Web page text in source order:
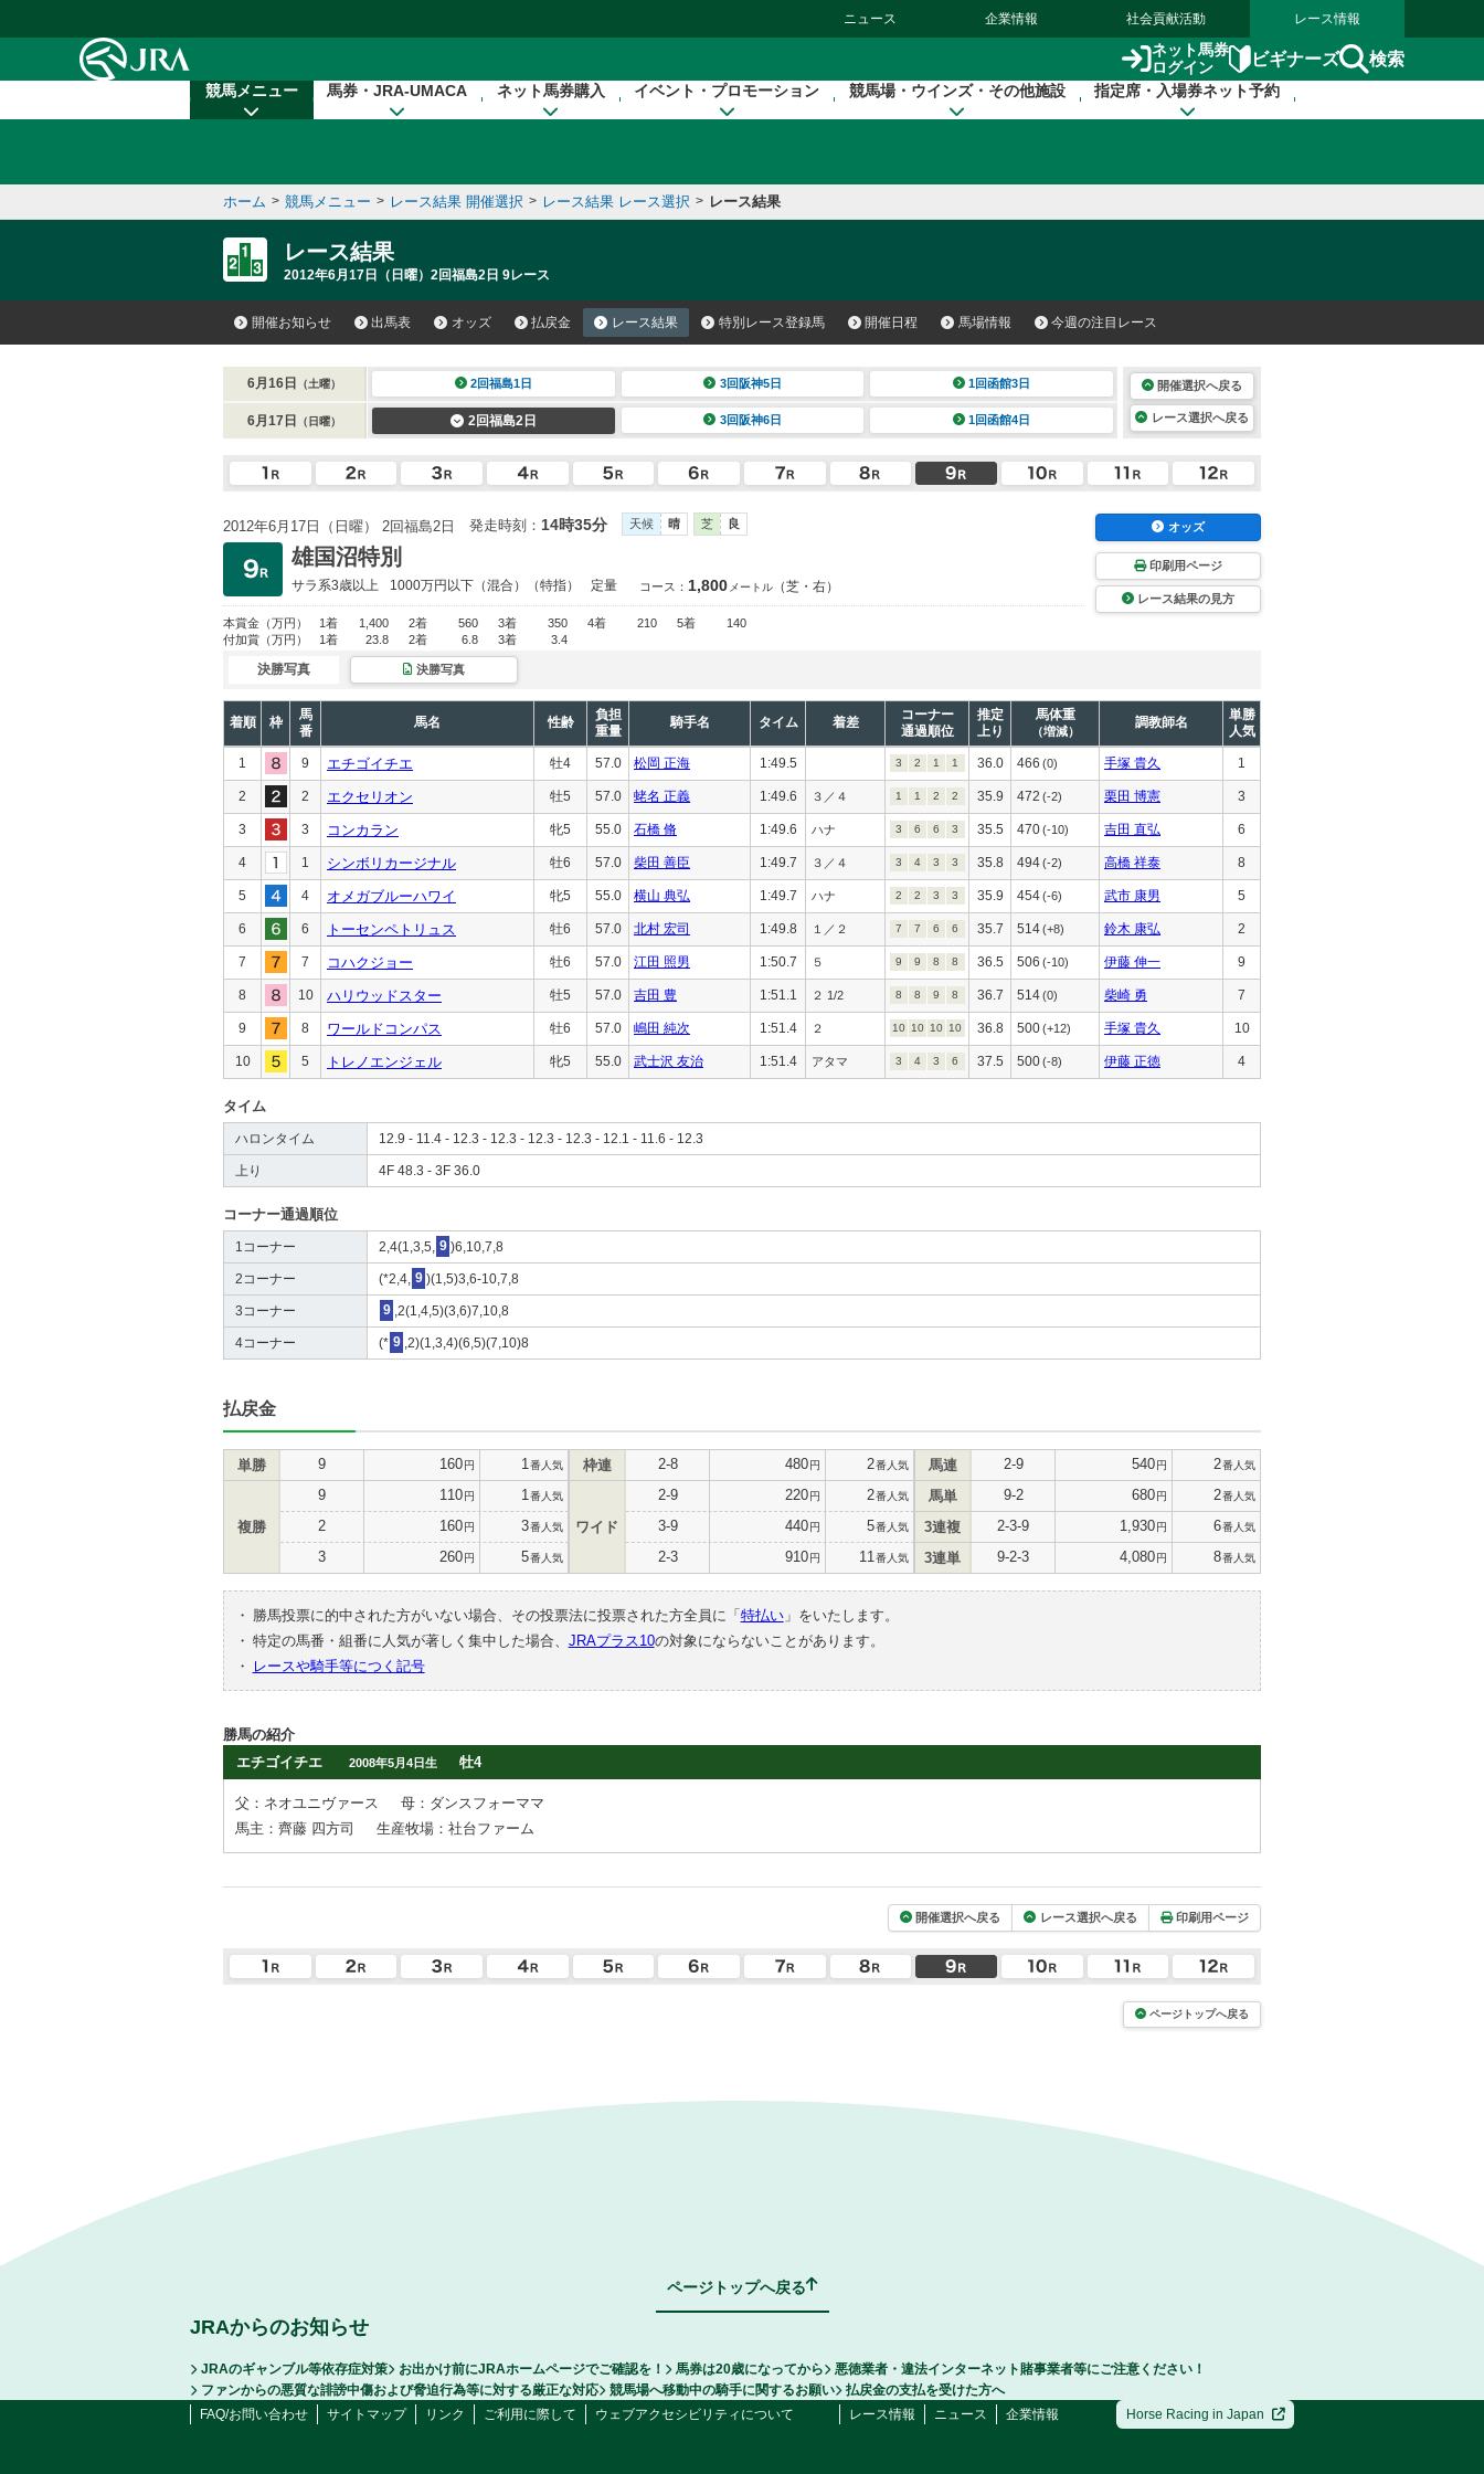
ニュース 企業情報 社会貢献活動 レース情報
ネット馬券
ログイン
ビギナーズ 検索
競馬メニュー 馬券・JRA-UMACA ネット馬券購入 イベント・プロモーション 競馬場・ウインズ・その他施設 指定席・入場券ネット予約
ホーム > 競馬メニュー > レース結果 開催選択 > レース結果 レース選択 > レース結果
レース結果
2012年6月17日（日曜）2回福島2日 9レース
開催お知らせ 出馬表 オッズ 払戻金 レース結果 特別レース登録馬 開催日程 馬場情報 今週の注目レース
6月16日 （土曜） 2回福島1日 3回阪神5日 1回函館3日
6月17日 （日曜） 2回福島2日 3回阪神6日 1回函館4日
開催選択へ戻る
レース選択へ戻る
2012年6月17日（日曜） 2回福島2日 発走時刻： 14時35分 天候 晴 芝 良
雄国沼特別
サラ系3歳以上 1000万円以下 （混合）（特指） 定量 コース： 1,800 メートル （芝・右）
本賞金 （万円） 1着 1,400 2着 560 3着 350 4着 210 5着
140
付加賞 （万円） 1着 23.8 2着 6.8 3着 3.4
オッズ
印刷用ページ
レース結果の見方
決勝写真 決勝写真
着順 枠
馬
番
馬名 性齢
負担
重量
騎手名 タイム 着差
コーナー
通過順位
推定
上り
馬体重
（増減）
調教師名
単勝
人気
1 9 エチゴイチエ 牡4 57.0 松岡 正海 1:49.5 3 2 1 1 36.0 466 (0) 手塚 貴久 1
2 2 エクセリオン 牡5 57.0 蛯名 正義 1:49.6 ３／４ 1 1 2 2 35.9 472 (-2) 栗田 博憲 3
3 3 コンカラン 牝5 55.0 石橋 脩 1:49.6 ハナ 3 6 6 3 35.5 470(-10) 吉田 直弘 6
4 1 シンボリカージナル 牡6 57.0 柴田 善臣 1:49.7 ３／４ 3 4 3 3 35.8 494(-2) 高橋 祥泰 8
5 4 オメガブルーハワイ 牝5 55.0 横山 典弘 1:49.7 ハナ 2 2 3 3 35.9 454(-6) 武市 康男 5
6 6 トーセンペトリュス 牡6 57.0 北村 宏司 1:49.8 １／２ 7 7 6 6 35.7 514(+8) 鈴木 康弘 2
7 7 コハクジョー 牡6 57.0 江田 照男 1:50.7 ５ 9 9 8 8 36.5 506 (-10) 伊藤 伸一 9
8 10 ハリウッドスター 牡5 57.0 吉田 豊 1:51.1 ２ 1/2 8 8 9 8 36.7 514(0) 柴崎 勇 7
9 8 ワールドコンパス 牡6 57.0 嶋田 純次 1:51.4 ２ 10 10 10 10 36.8 500(+12) 手塚 貴久 10
10 5 トレノエンジェル 牝5 55.0 武士沢 友治 1:51.4 アタマ 3 4 3 6 37.5 500(-8) 伊藤 正徳 4
タイム
ハロンタイム 12.9 - 11.4 - 12.3 - 12.3 - 12.3 - 12.3 - 12.1 - 11.6 - 12.3
上り 4F 48.3 - 3F 36.0
コーナー通過順位
1コーナー 2,4(1,3,5, 9 )6,10,7,8
2コーナー (*2,4, 9 )(1,5)3,6-10,7,8
3コーナー 9 ,2(1,4,5)(3,6)7,10,8
4コーナー (* 9 ,2)(1,3,4)(6,5)(7,10)8
払戻金
単勝 9 160円 1 番人気
複勝
9 110円 1 番人気
2 160円 3番人気
3 260円 5番人気
枠連 2-8 480円 2番人気
ワイド
2-9 220円 2番人気
3-9 440円 5番人気
2-3 910円 11 番人気
馬連 2-9 540円 2番人気
馬単 9-2 680円 2番人気
3連複 2-3-9 1,930円 6番人気
3連単 9-2-3 4,080円 8番人気
・ 勝馬投票に的中された方がいない場合、その投票法に投票された方全員に「 特払い」をいたします。
・ 特定の馬番・組番に人気が著しく集中した場合、 JRAプラス10の対象にならないことがあります。
・
レースや騎手等につく記号
勝馬の紹介
エチゴイチエ
2008年5月4日生 牡4
父：ネオユニヴァース
母：ダンスフォーママ
馬主：齊藤 四方司
生産牧場：社台ファーム
開催選択へ戻る レース選択へ戻る 印刷用ページ
ページトップへ戻る
ページトップへ戻る
JRAからのお知らせ
JRAのギャンブル等依存症対策 お出かけ前にJRAホームページでご確認を！ 馬券は20歳になってから
悪徳業者・違法インターネット賭事業者等にご注意ください！
ファンからの悪質な誹謗中傷および脅迫行為等に対する厳正な対応
競馬場へ移動中の騎手に関するお願い
払戻金の支払を受けた方へ
FAQ/お問い合わせ
サイトマップ リンク ご利用に際して ウェブアクセシビリティについて レース情報 ニュース 企業情報 Horse Racing in Japan